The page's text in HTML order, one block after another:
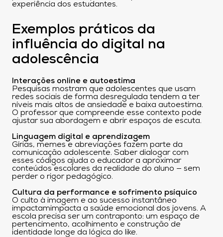
experiência dos estudantes.
Exemplos práticos da
influência do digital na
adolescência
Interações online e autoestima
Pesquisas mostram que adolescentes que usam
redes sociais de forma desregulada tendem a ter
níveis mais altos de ansiedade e baixa autoestima.
O professor que compreende esse contexto pode
ajustar sua abordagem e abrir espaços de escuta.
Linguagem digital e aprendizagem
Gírias, memes e abreviações fazem parte da
comunicação adolescente. Saber dialogar com
esses códigos ajuda o educador a aproximar
conteúdos escolares da realidade do aluno — sem
perder o rigor pedagógico.
Cultura da performance e sofrimento psíquico
O culto à imagem e ao sucesso instantâneo
impactamimpacta a saúde emocional dos jovens. A
escola precisa ser um contraponto: um espaço de
pertencimento, acolhimento e construção de
identidade longe da lógica do like.